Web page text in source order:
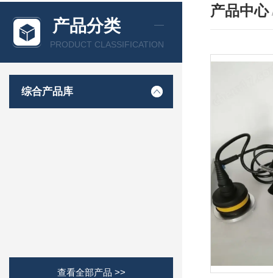
产品分类
PRODUCT CLASSIFICATION
综合产品库
查看全部产品 >>
产品中心